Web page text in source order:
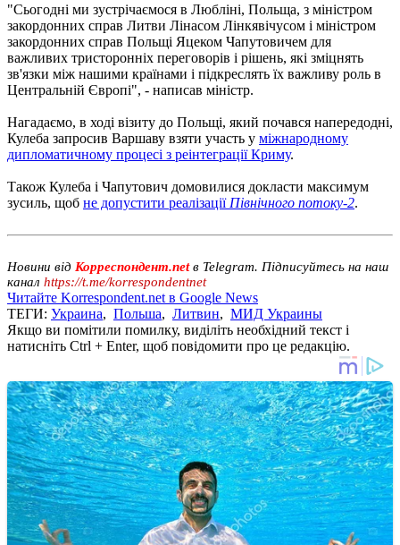
"Сьогодні ми зустрічаємося в Любліні, Польща, з міністром
закордонних справ Литви Лінасом Лінкявічусом і міністром
закордонних справ Польщі Яцеком Чапутовичем для
важливих тристоронніх переговорів і рішень, які зміцнять
зв'язки між нашими країнами і підкреслять їх важливу роль в
Центральній Європі", - написав міністр.
Нагадаємо, в ході візиту до Польщі, який почався напередодні,
Кулеба запросив Варшаву взяти участь у міжнародному
дипломатичному процесі з реінтеграції Криму.
Також Кулеба і Чапутович домовилися докласти максимум
зусиль, щоб не допустити реалізації Північного потоку-2.
Новини від Корреспондент.netв Telegram. Підписуйтесь на наш
канал https://t.me/korrespondentnet
Читайте Korrespondent.net в Google News
ТЕГИ: Украина, Польша, Литвин, МИД Украины
Якщо ви помітили помилку, виділіть необхідний текст і
натисніть Ctrl + Enter, щоб повідомити про це редакцію.